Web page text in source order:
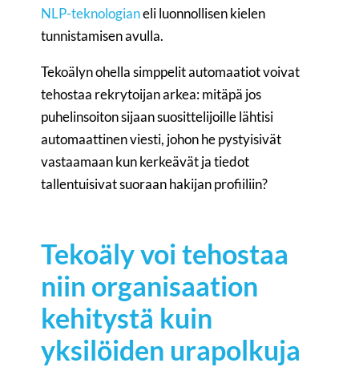
NLP-teknologianeli luonnollisen kielen
tunnistamisen avulla.
Tekoälyn ohella simppelit automaatiot voivat
tehostaa rekrytoijan arkea: mitäpä jos
puhelinsoiton sijaan suosittelijoille lähtisi
automaattinen viesti, johon he pystyisivät
vastaamaan kun kerkeävät ja tiedot
tallentuisivat suoraan hakijan profiiliin?
Tekoäly voi tehostaa
niin organisaation
kehitystä kuin
yksilöiden urapolkuja